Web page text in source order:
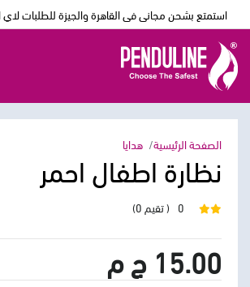
استمتع بشحن مجانى فى القاهرة والجيزة للطلبات لاي اوردر
الصفحة الرئيسية هدايا
نظارة اطفال احمر
0 ( تقيم 0)
15.00 ج م